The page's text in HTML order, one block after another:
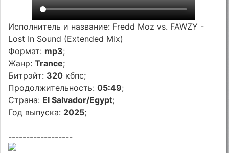
Исполнитель и название: Fredd Moz vs. FAWZY -
Lost In Sound (Extended Mix)
Формат: mp3;
Жанр:Trance;
Битрэйт: 320 кбпс;
Продолжительность:05:49;
Страна: El Salvador/Egypt;
Год выпуска: 2025;
------------------